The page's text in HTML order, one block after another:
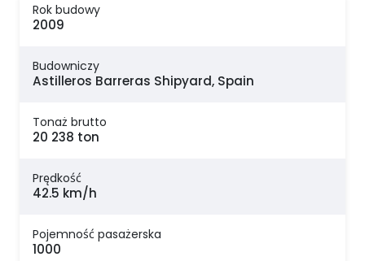
Rok budowy
2009
Budowniczy
Astilleros Barreras Shipyard, Spain
Tonaż brutto
20 238 ton
Prędkość
42.5 km/h
Pojemność pasażerska
1000